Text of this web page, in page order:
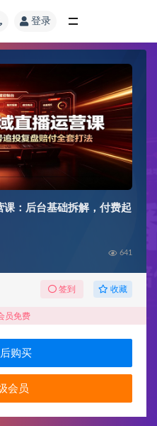
登录
：后台基础拆解，付费起
641
签到 收藏
员免费
购买
会员